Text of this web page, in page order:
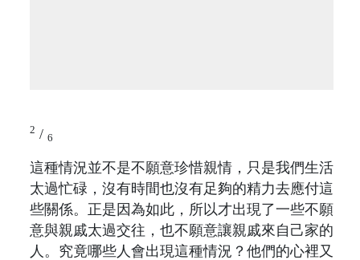
2 / 6
這種情況並不是不願意珍惜親情，只是我們生活
太過忙碌，沒有時間也沒有足夠的精力去應付這
些關係。正是因為如此，所以才出現了一些不願
意與親戚太過交往，也不願意讓親戚來自己家的
人。究竟哪些人會出現這種情況？他們的心裡又